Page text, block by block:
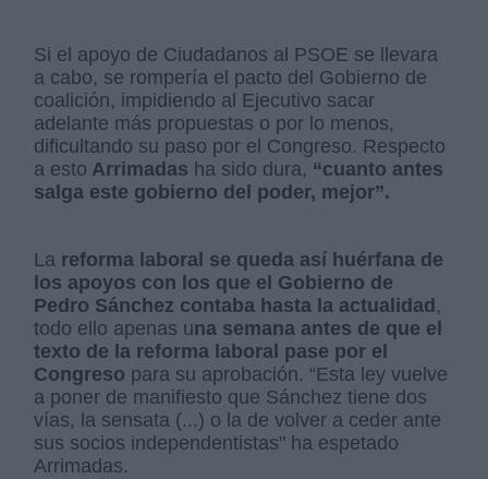
Si el apoyo de Ciudadanos al PSOE se llevara
a cabo, se rompería el pacto del Gobierno de
coalición, impidiendo al Ejecutivo sacar
adelante más propuestas o por lo menos,
dificultando su paso por el Congreso. Respecto
a esto Arrimadas ha sido dura, “cuanto antes
salga este gobierno del poder, mejor”.
La reforma laboral se queda así huérfana de
los apoyos con los que el Gobierno de
Pedro Sánchez contaba hasta la actualidad ,
todo ello apenas una semana antes de que el
texto de la reforma laboral pase por el
Congreso para su aprobación. “Esta ley vuelve
a poner de manifiesto que Sánchez tiene dos
vías, la sensata (...) o la de volver a ceder ante
sus socios independentistas" ha espetado
Arrimadas.